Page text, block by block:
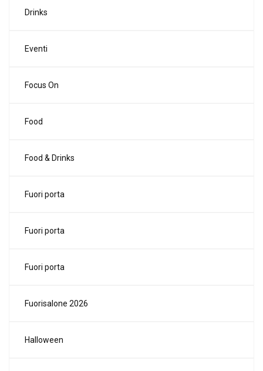
Drinks
Eventi
Focus On
Food
Food & Drinks
Fuori porta
Fuori porta
Fuori porta
Fuorisalone 2026
Halloween